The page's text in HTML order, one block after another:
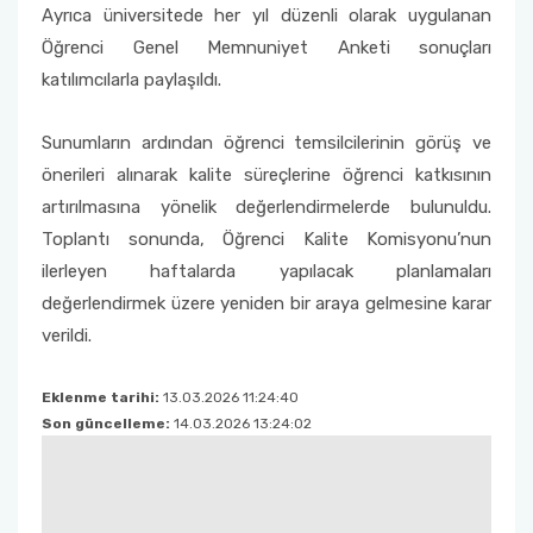
Ayrıca üniversitede her yıl düzenli olarak uygulanan
Öğrenci Genel Memnuniyet Anketi sonuçları
katılımcılarla paylaşıldı.
Sunumların ardından öğrenci temsilcilerinin görüş ve
önerileri alınarak kalite süreçlerine öğrenci katkısının
artırılmasına yönelik değerlendirmelerde bulunuldu.
Toplantı sonunda, Öğrenci Kalite Komisyonu’nun
ilerleyen haftalarda yapılacak planlamaları
değerlendirmek üzere yeniden bir araya gelmesine karar
verildi.
Eklenme tarihi: 13.03.2026 11:24:40
Son güncelleme: 14.03.2026 13:24:02